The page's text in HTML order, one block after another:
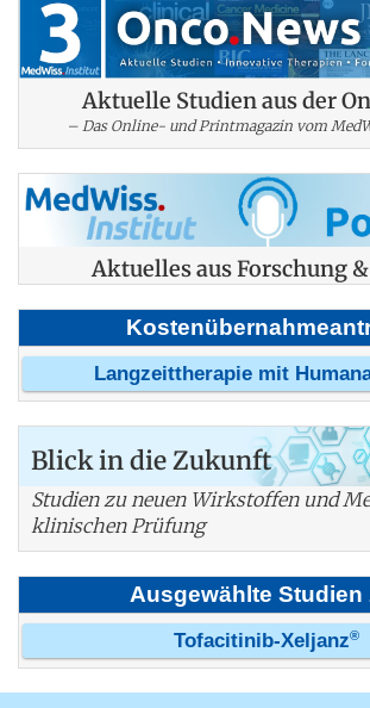
Aktuelle Studien aus der
– Das Online- und Printmagazin vom
Aktuelles aus Forschung
Langzeittherapie mit
Blick in die Zukunft
Studien zu neuen Wirkstoffen und
klinischen Prüfung
Ausgewählte Studien
Tofacitinib-Xeljanz®